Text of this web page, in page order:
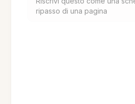
ripasso di una pagina